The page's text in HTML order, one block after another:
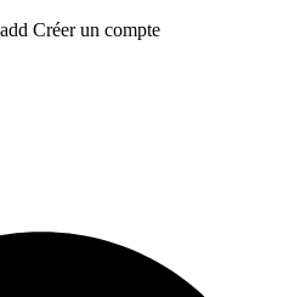
Créer un compte